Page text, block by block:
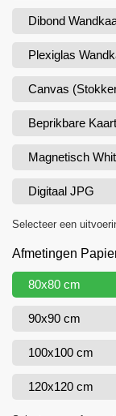
Dibond
Plexiglas
Canvas
Beprikbare Kaart
Magnetisch
Digitaal JPG
Selecteer een
Afmetingen
80x80 cm
90x90 cm
100x100 cm
120x120 cm